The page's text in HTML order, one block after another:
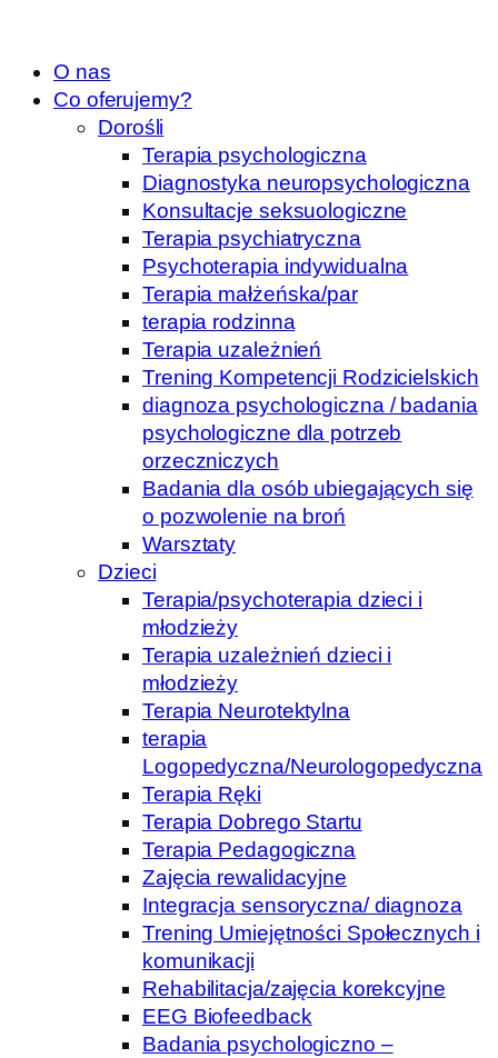
O nas
Co oferujemy?
Dorośli
Terapia psychologiczna
Diagnostyka neuropsychologiczna
Konsultacje seksuologiczne
Terapia psychiatryczna
Psychoterapia indywidualna
Terapia małżeńska/par
terapia rodzinna
Terapia uzależnień
Trening Kompetencji Rodzicielskich
diagnoza psychologiczna / badania
psychologiczne dla potrzeb
orzeczniczych
Badania dla osób ubiegających się
o pozwolenie na broń
Warsztaty
Dzieci
Terapia/psychoterapia dzieci i
młodzieży
Terapia uzależnień dzieci i
młodzieży
Terapia Neurotektylna
terapia
Logopedyczna/Neurologopedyczna
Terapia Ręki
Terapia Dobrego Startu
Terapia Pedagogiczna
Zajęcia rewalidacyjne
Integracja sensoryczna/ diagnoza
Trening Umiejętności Społecznych i
komunikacji
Rehabilitacja/zajęcia korekcyjne
EEG Biofeedback
Badania psychologiczno –